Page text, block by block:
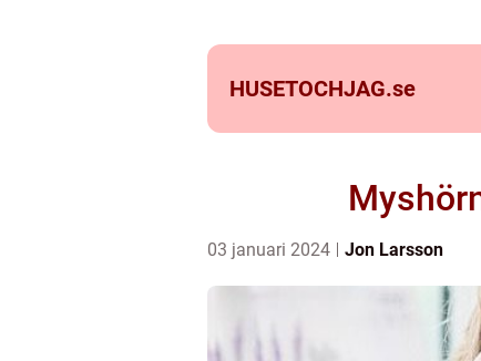
HUSETOCHJAG.se
03 januari 2024 Jon Larsson